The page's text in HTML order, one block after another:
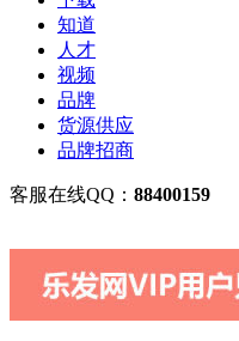
知道
人才
视频
品牌
货源供应
品牌招商
客服在线QQ： 88400159